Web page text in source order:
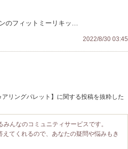
のフィットミーリキッ…
2022/8/30 03:45
リングパレット】に関する投稿を抜粋した
んなのコミュニティサービスです。
てくれるので、あなたの疑問や悩みもき